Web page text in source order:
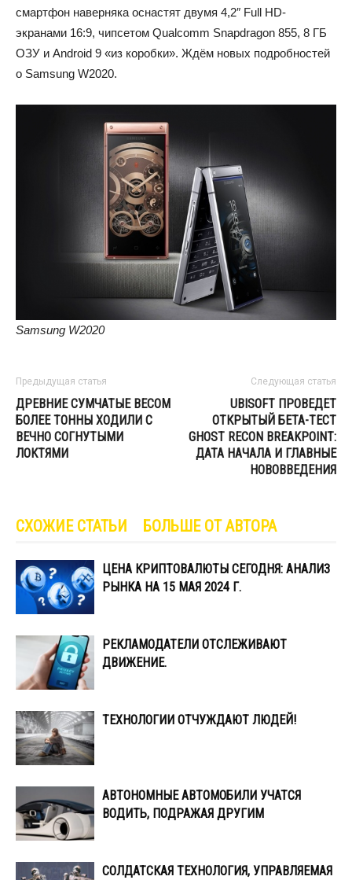
смартфон наверняка оснастят двумя 4,2″ Full HD-
экранами 16:9, чипсетом Qualcomm Snapdragon 855, 8 ГБ
ОЗУ и Android 9 «из коробки». Ждём новых подробностей
о Samsung W2020.
Samsung W2020
Предыдущая статья
ДРЕВНИЕ СУМЧАТЫЕ ВЕСОМ
БОЛЕЕ ТОННЫ ХОДИЛИ С
ВЕЧНО СОГНУТЫМИ
ЛОКТЯМИ
Следующая статья
UBISOFT ПРОВЕДЕТ
ОТКРЫТЫЙ БЕТА-ТЕСТ
GHOST RECON BREAKPOINT:
ДАТА НАЧАЛА И ГЛАВНЫЕ
НОВОВВЕДЕНИЯ
СХОЖИЕ СТАТЬИ БОЛЬШЕ ОТ АВТОРА
ЦЕНА КРИПТОВАЛЮТЫ СЕГОДНЯ: АНАЛИЗ
РЫНКА НА 15 МАЯ 2024 Г.
РЕКЛАМОДАТЕЛИ ОТСЛЕЖИВАЮТ
ДВИЖЕНИЕ.
ТЕХНОЛОГИИ ОТЧУЖДАЮТ ЛЮДЕЙ!
АВТОНОМНЫЕ АВТОМОБИЛИ УЧАТСЯ
ВОДИТЬ, ПОДРАЖАЯ ДРУГИМ
СОЛДАТСКАЯ ТЕХНОЛОГИЯ, УПРАВЛЯЕМАЯ